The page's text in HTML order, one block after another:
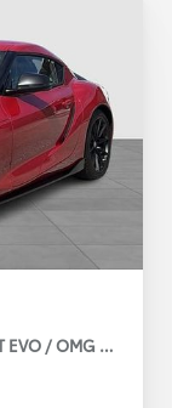
EVO / OMG LEV!